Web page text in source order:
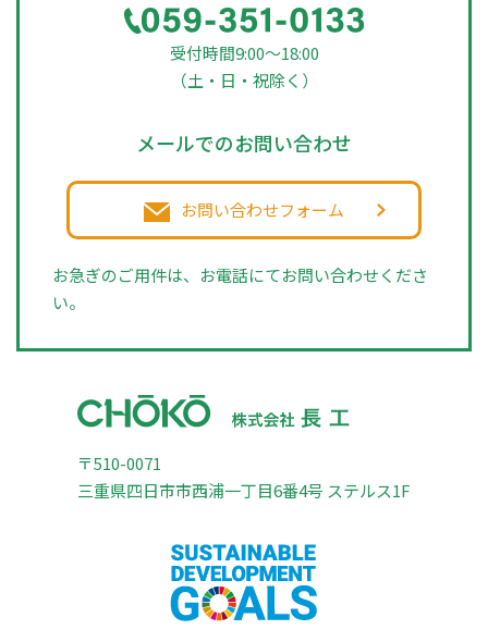
受付時間9:00～18:00
（土・日・祝除く）
メールでのお問い合わせ
お問い合わせフォーム
お急ぎのご用件は、お電話にてお問い合わせくださ
い。
〒510-0071
三重県四日市市西浦一丁目6番4号 ステルス1F